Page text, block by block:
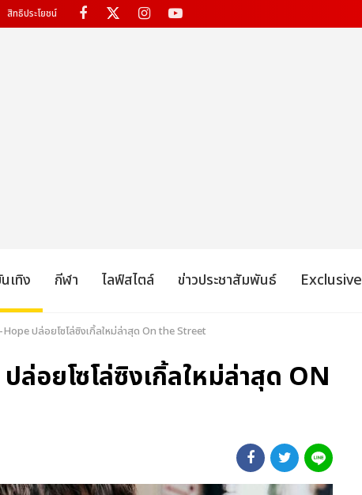
สิทธิประโยชน์
เทิง กีฬา ไลฟ์สไตล์ ข่าวประชาสัมพันธ์ Exclusive
ปล่อยโซโล่ซิงเกิ้ลใหม่ล่าสุด On the Street
ล่อยโซโล่ซิงเกิ้ลใหม่ล่าสุด ON